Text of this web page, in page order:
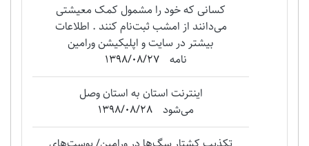
کسانی که خود را مشمول کمک معیشتی
می‌دانند از امشب ثبت‌نام کنند . اطلاعات
بیشتر در سایت و اپلیکیشن ورامین
نامه 1398/08/27
اینترنت استان به استان وصل
می‌شود
1398/08/28